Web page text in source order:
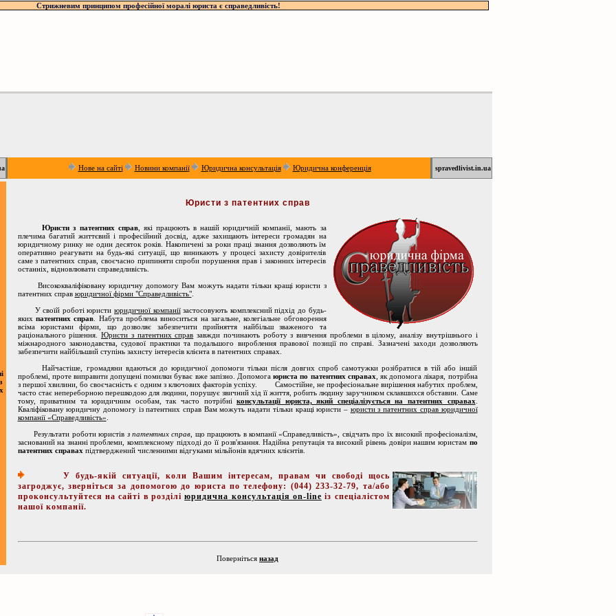
Стрижневим принципом професійної моралі юриста є справедливість!
Нове на сайті Новини компанії Юридична консультація Юридична конференція spravedlivist.in.ua
Юристи з патентних справ
Юристи з патентних справ, які працюють в нашій юридичній компанії, мають за
плечима багатий життєвий і професійний досвід, адже захищають інтереси громадян на
юридичному ринку не один десяток років. Накопичені за роки праці знання дозволяють їм
оперативно реагувати на будь-які ситуації, що виникають у процесі захисту довірителів
саме з патентних справ, своєчасно припиняти спроби порушення прав і законних інтересів
останніх, відновлювати справедливість.
Висококваліфіковану юридичну допомогу Вам можуть надати тільки кращі юристи з
патентних справ юридичної фірми "Справедливість".
У своїй роботі юристи юридичної компаніїзастосовують комплексний підхід до будь-
яких патентних справ . Набута проблема виноситься на загальне, колегіальне обговорення
всіма юристами фірми, що дозволяє забезпечити прийняття найбільш зваженого та
раціонального рішення. Юристи з патентних справ завжди починають роботу з вивчення проблеми в цілому, аналізу внутрішнього і
міжнародного законодавства, судової практики та подальшого вироблення правової позиції по справі. Зазначені заходи дозволяють
забезпечити найбільший ступінь захисту інтересів клієнта в патентних справах.
Найчастіше, громадяни вдаються до юридичної допомоги тільки після довгих спроб самотужки розібратися в тій або іншій
проблемі, проте виправити допущені помилки буває вже запізно. Допомогаюриста по патентних справах , як допомога лікаря, потрібна
з першої хвилини, бо своєчасність є одним з ключових факторів успіху. Самостійне, не професіональне вирішення набутих проблем,
часто стає непереборною перешкодою для людини, порушує звичний хід її життя, робить людину заручником склавшихся обставин. Саме
тому, приватним та юридичним особам, так часто потрібніконсультації юриста, який спеціалізується на патентних справах
Кваліфіковану юридичну допомогу із патентних справ Вам можуть надати тільки кращі юристи – юристи з патентних справ юридичної
компанії «Справедливість»
Результати роботи юристів з патентних справ , що працюють в компанії «Справедливість», свідчать про їх високий професіоналізм,
заснований на знанні проблеми, комплексному підході до її розв'язання. Надійна репутація та високий рівень довіри нашим юристам по
патентних справах підтверджений численними відгуками мільйонів вдячних клієнтів.
У будь-якій ситуації, коли Вашим інтересам, правам чи свободі щось
загроджує, зверніться за допомогою до юриста по телефону: (044) 233-32-79, та/або
проконсультуйтеся на сайті в розділіюридична консультація on-line із спеціалістом
нашої компанії.
Поверніться назад